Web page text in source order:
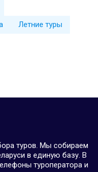
Летние туры
туров. Мы собираем
в единую базу. В
туроператора и